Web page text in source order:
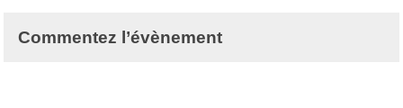
Commentez l’évènement